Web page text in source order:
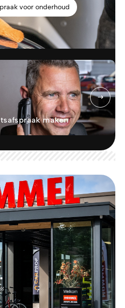
voor onderhoud
maken